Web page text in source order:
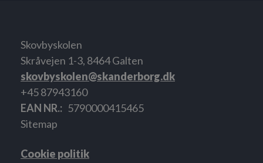
Skovbyskolen
Skråvejen 1-3, 8464 Galten
skovbyskolen@skanderborg.dk
+45 87943160
EAN NR.
5790000415465
Sitemap
Cookie politik